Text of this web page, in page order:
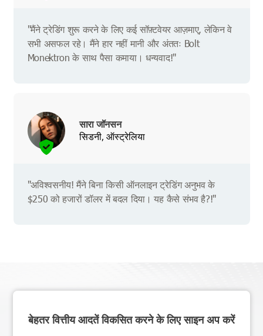
"मैंने ट्रेडिंग शुरू करने के लिए कई सॉफ़्टवेयर आज़माए, लेकिन वे
सभी असफल रहे। मैंने हार नहीं मानी और अंततः Bolt
Monektron के साथ पैसा कमाया। धन्यवाद!"
सारा जॉनसन
सिडनी, ऑस्ट्रेलिया
"अविश्वसनीय! मैंने बिना किसी ऑनलाइन ट्रेडिंग अनुभव के
$250 को हजारों डॉलर में बदल दिया। यह कैसे संभव है?!"
बेहतर वित्तीय आदतें विकसित करने के लिए साइन अप करें